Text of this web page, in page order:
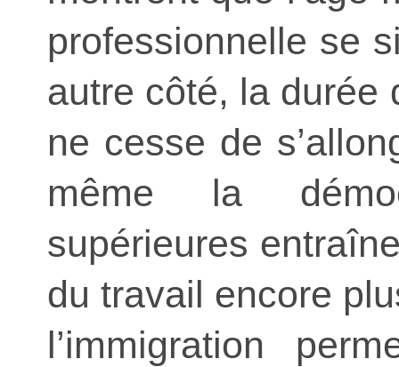
professionnelle se
autre côté, la durée
ne cesse de
même la
supérieures
du travail encore
l’immigration